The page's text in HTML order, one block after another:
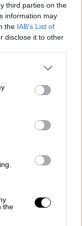
third parties on the
information may
the IAB’s List of
disclose it to other
or more Google
You may click to
party tags to
in below Google
the
στη Βουλή
και Helleniq
για